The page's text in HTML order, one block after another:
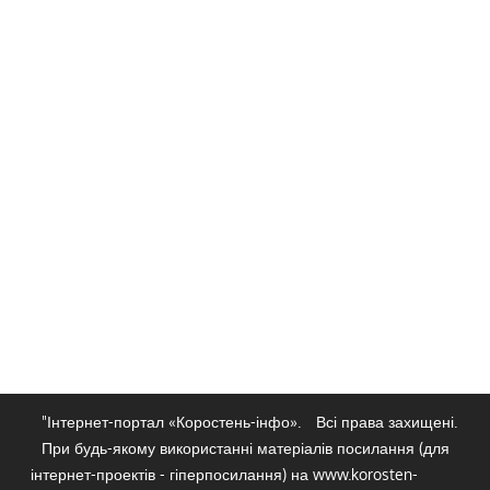
"Інтернет-портал «Коростень-інфо».
Всі права захищені.
При будь-якому використанні матеріалів посилання (для
інтернет-проектів - гіперпосилання) на www.korosten-